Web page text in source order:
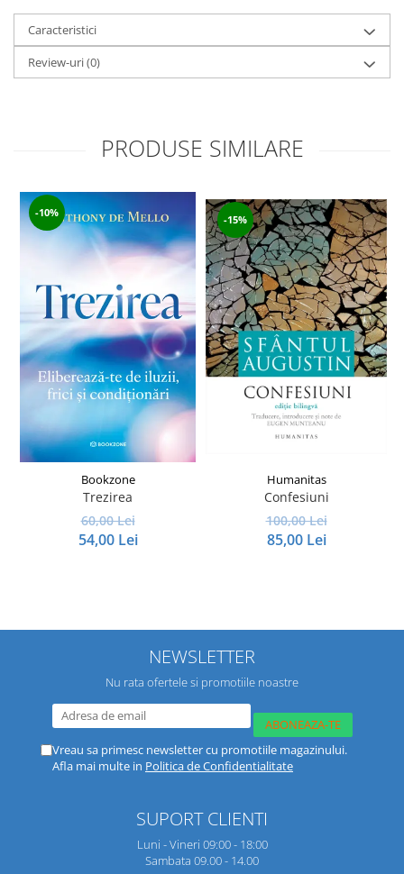
Caracteristici
Review-uri(0)
PRODUSE SIMILARE
-10%
Bookzone
Trezirea
60,00 Lei
54,00 Lei
-15%
Humanitas
Confesiuni
100,00 Lei
85,00 Lei
NEWSLETTER
Nu rata ofertele si promotiile noastre
Vreau sa primesc newsletter cu promotiile magazinului.
Afla mai multe in Politica de Confidentialitate
SUPORT CLIENTI
Luni - Vineri 09:00 - 18:00
Sambata 09.00 - 14.00